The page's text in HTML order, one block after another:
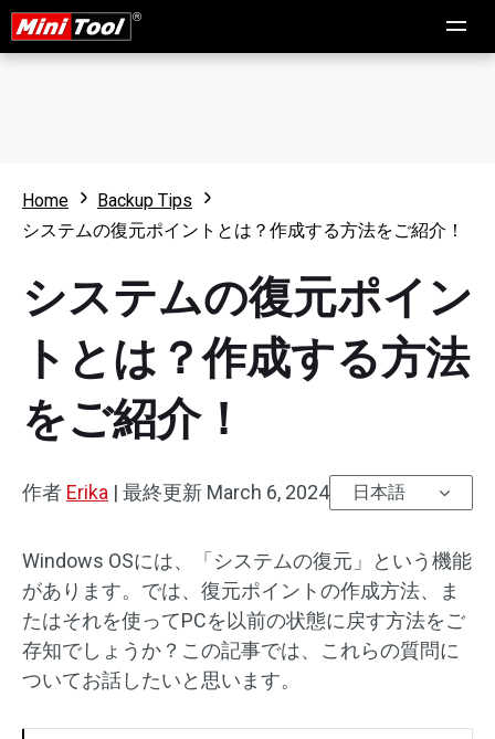
Home
Backup Tips
システムの復元ポイントとは？作成する方法をご紹介！
システムの復元ポイン
トとは？作成する方法
をご紹介！
作者 Erika | 最終更新 March 6, 2024 日本語
Windows OSには、「システムの復元」という機能
があります。では、復元ポイントの作成方法、ま
たはそれを使ってPCを以前の状態に戻す方法をご
存知でしょうか？この記事では、これらの質問に
ついてお話したいと思います。